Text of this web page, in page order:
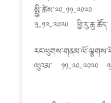
སྤྱི་ཚེས་༢༠-༡༡-
༣-༡༢-༢༠༢༠
ལུའམ་ ༡༡-༢༠-༢༠༢༠